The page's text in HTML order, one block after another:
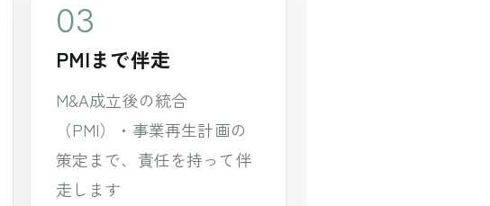
03
PMIまで伴走
M&A成立後の統合
（PMI）・事業再生計画の
策定まで、責任を持って伴
走します